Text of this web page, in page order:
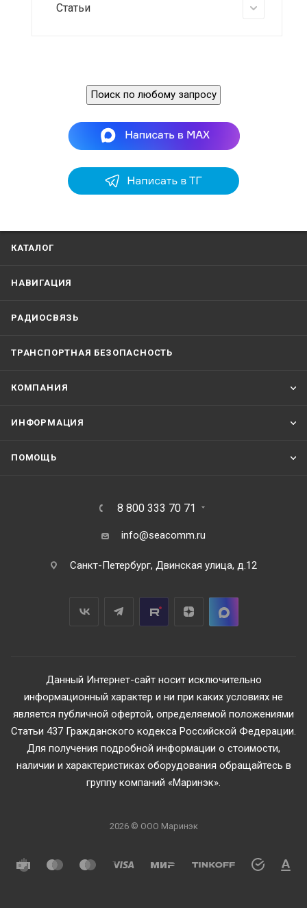
Статьи
Поиск по любому запросу
КАТАЛОГ
НАВИГАЦИЯ
РАДИОСВЯЗЬ
ТРАНСПОРТНАЯ БЕЗОПАСНОСТЬ
КОМПАНИЯ
ИНФОРМАЦИЯ
ПОМОЩЬ
8 800 333 70 71
info@seacomm.ru
Санкт-Петербург, Двинская улица, д.12
Данный Интернет-сайт носит исключительно
информационный характер и ни при каких условиях не
является публичной офертой, определяемой положениями
Статьи 437 Гражданского кодекса Российской Федерации.
Для получения подробной информации о стоимости,
наличии и характеристиках оборудования обращайтесь в
группу компаний «Маринэк».
2026 © ООО Маринэк